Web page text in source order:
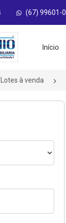
(67) 99601-
Início
à venda